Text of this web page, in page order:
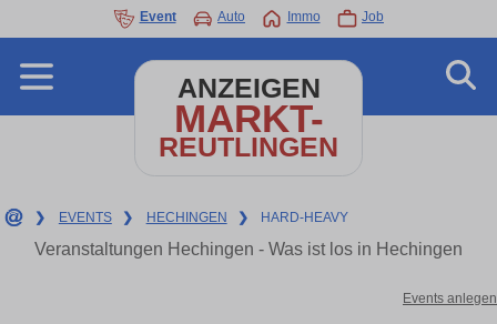
Event Auto Immo Job
ANZEIGEN
MARKT-
REUTLINGEN
❯ EVENTS ❯ HECHINGEN ❯ HARD-HEAVY
Veranstaltungen Hechingen - Was ist los in Hechingen
Events anlegen